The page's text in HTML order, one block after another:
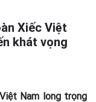
Xiếc Việt
khát vọng
Nam long trọng